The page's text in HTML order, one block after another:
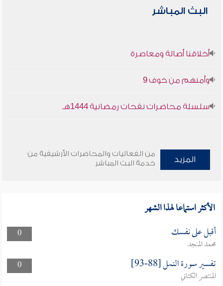
البث المباشر
أخلاقنا أصالة ومعاصرة
وأمنهم من خوف 9
سلسلة محاضرات نفحات رمضانية 1444هـ
المزيد
من الفعاليات والمحاضرات الأرشيفية من
خدمة البث المباشر
الأكثر استماعا لهذا الشهر
0 أقبل على نفسك
محمد المنجد
0
تفسير سورة النمل [88-93]
المنتصر الكتاني